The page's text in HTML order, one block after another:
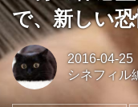
で、新しい
2016-04-25
シネフィル